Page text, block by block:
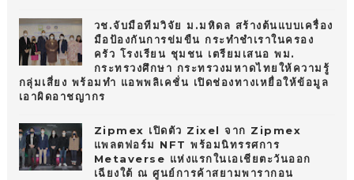
วช.จับมือทีมวิจัย ม.มหิดล สร้างต้นแบบเครื่อง
มือป้องกันการข่มขืน กระทำชำเราในครอง
ครัว โรงเรียน ชุมชน เตรียมเสนอ พม.
กระทรวงศึกษา กระทรวงมหาดไทยให้ความรู้
กลุ่มเสี่ยง พร้อมทำ แอพพลิเคชั่น เปิดช่องทางเหยื่อให้ข้อมูล
เอาผิดอาชญากร
Zipmex เปิดตัว Zixel จาก Zipmex
แพลตฟอร์ม NFT พร้อมนิทรรศการ
Metaverse แห่งแรกในเอเชียตะวันออก
เฉียงใต้ ณ ศูนย์การค้าสยามพารากอน